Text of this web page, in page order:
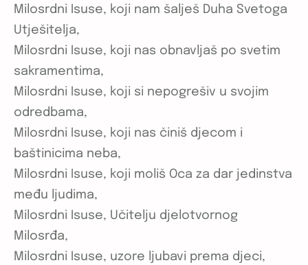
Milosrdni Isuse, koji nam šalješ Duha Svetoga
Utješitelja,
Milosrdni Isuse, koji nas obnavljaš po svetim
sakramentima,
Milosrdni Isuse, koji si nepogrešiv u svojim
odredbama,
Milosrdni Isuse, koji nas činiš djecom i
baštinicima neba,
Milosrdni Isuse, koji moliš Oca za dar jedinstva
među ljudima,
Milosrdni Isuse, Učitelju djelotvornog
Milosrđa,
Milosrdni Isuse, uzore ljubavi prema djeci,